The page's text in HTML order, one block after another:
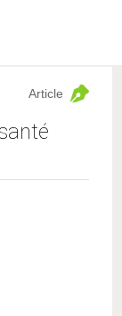
Article